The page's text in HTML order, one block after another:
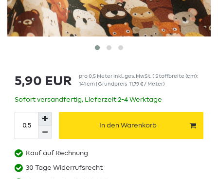
5,90 EUR pro0,5 Meter inkl. ges. MwSt.( Stoffbreite (cm):
141 cm | Grundpreis 11,79 € / Meter)
Sofort versandfertig, Lieferzeit 2-4 Werktage
In den Warenkorb
Kauf auf Rechnung
30 Tage Widerrufsrecht